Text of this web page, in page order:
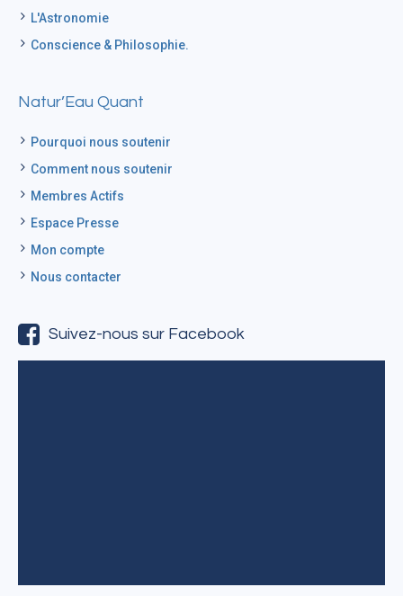
L'Astronomie
Conscience & Philosophie.
Natur’Eau Quant
Pourquoi nous soutenir
Comment nous soutenir
Membres Actifs
Espace Presse
Mon compte
Nous contacter
Suivez-nous sur Facebook